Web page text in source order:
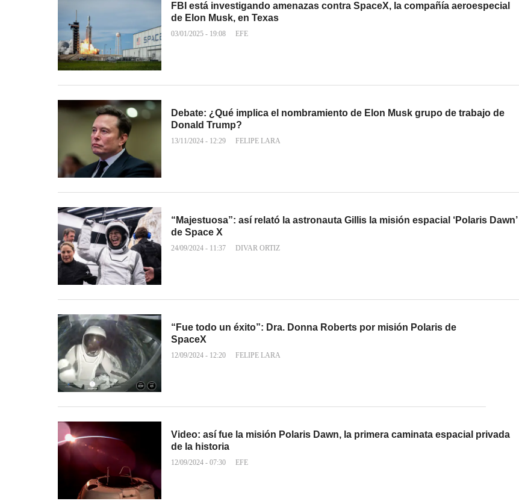
FBI está investigando amenazas contra SpaceX, la compañía aeroespecial
de Elon Musk, en Texas
03/01/2025 - 19:08 EFE
Debate: ¿Qué implica el nombramiento de Elon Musk grupo de trabajo de
Donald Trump?
13/11/2024 - 12:29 FELIPE LARA
“Majestuosa”: así relató la astronauta Gillis la misión espacial ‘Polaris Dawn’
de Space X
24/09/2024 - 11:37 DIVAR ORTIZ
“Fue todo un éxito”: Dra. Donna Roberts por misión Polaris de
SpaceX
12/09/2024 - 12:20 FELIPE LARA
Video: así fue la misión Polaris Dawn, la primera caminata espacial privada
de la historia
12/09/2024 - 07:30 EFE